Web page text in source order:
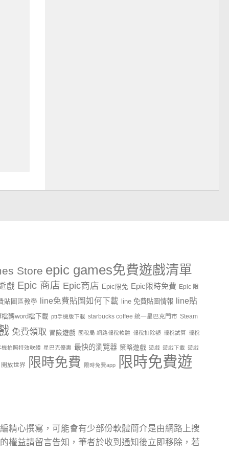
Store epic games免費遊戲清單
戲 Epic 商店 Epic商店 Epic限免 Epic限時免費 Epic 限
貼圖區教學 line免費貼圖如何下載 line 免費貼圖情報 line貼
檔轉word檔下載 ptt手機版下載 starbucks coffee 統一星巴克門市 Steam
免費領取 冒險遊戲 國稅局 網路報稅軟體 報稅扣除額 報稅試算 報稅
機拍照特效軟體 星巴克優惠 最快的瀏覽器 策略遊戲 遊戲 遊戲下載 遊戲
開放世界 限時免費 限時免費app 限時免費遊
精心撰寫，可能會有少部份軟體簡介是由網路上搜
權益請留言告知，筆者於收到通知後立即移除，若